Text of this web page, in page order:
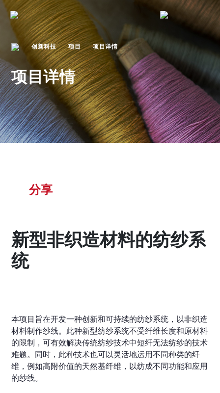
创新科技 项目 项目详情
项目详情
分享
新型非织造材料的纺纱系
统
本项目旨在开发一种创新和可持续的纺纱系统，以非织造
材料制作纱线。此种新型纺纱系统不受纤维长度和原材料
的限制，可有效解决传统纺纱技术中短纤无法纺纱的技术
难题。同时，此种技术也可以灵活地运用不同种类的纤
维，例如高附价值的天然基纤维，以纺成不同功能和应用
的纱线。